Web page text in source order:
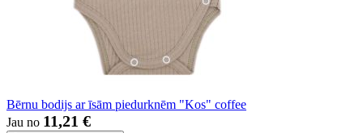
Bērnu bodijs ar īsām piedurknēm "Kos" coffee
Jau no 11,21 €